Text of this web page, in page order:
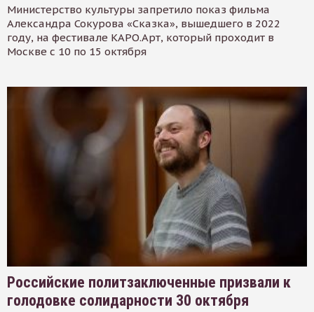
Министерство культуры запретило показ фильма
Александра Сокурова «Сказка», вышедшего в 2022
году, на фестивале КАРО.Арт, который проходит в
Москве с 10 по 15 октября
Российские политзаключенные призвали к
голодовке солидарности 30 октября